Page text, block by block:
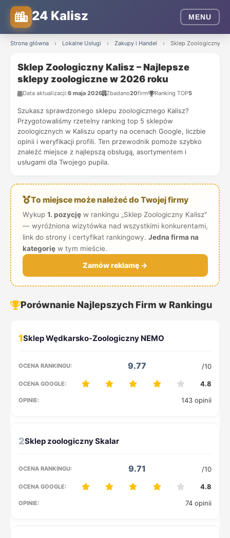
24 Kalisz MENU
Strona główna › Lokalne Usługi › Zakupy i Handel › Sklep Zoologiczny
Sklep Zoologiczny Kalisz – Najlepsze
sklepy zoologiczne w 2026 roku
Data aktualizacji:6 maja 2026 Zbadano20firm Ranking TOP5
Szukasz sprawdzonego sklepu zoologicznego Kalisz?
Przygotowaliśmy rzetelny ranking top 5 sklepów
zoologicznych w Kaliszu oparty na ocenach Google, liczbie
opinii i weryfikacji profili. Ten przewodnik pomoże szybko
znaleźć miejsce z najlepszą obsługą, asortymentem i
usługami dla Twojego pupila.
To miejsce może należeć do Twojej firmy
Wykup 1. pozycjęw rankingu „Sklep Zoologiczny Kalisz"
— wyróżniona wizytówka nad wszystkimi konkurentami,
link do strony i certyfikat rankingowy. Jedna firma na
kategorięw tym mieście.
Zamów reklamę →
Porównanie Najlepszych Firm w Rankingu
1
9.77 /10
4.8
143 opinii
2
9.71 /10
4.8
74 opinii